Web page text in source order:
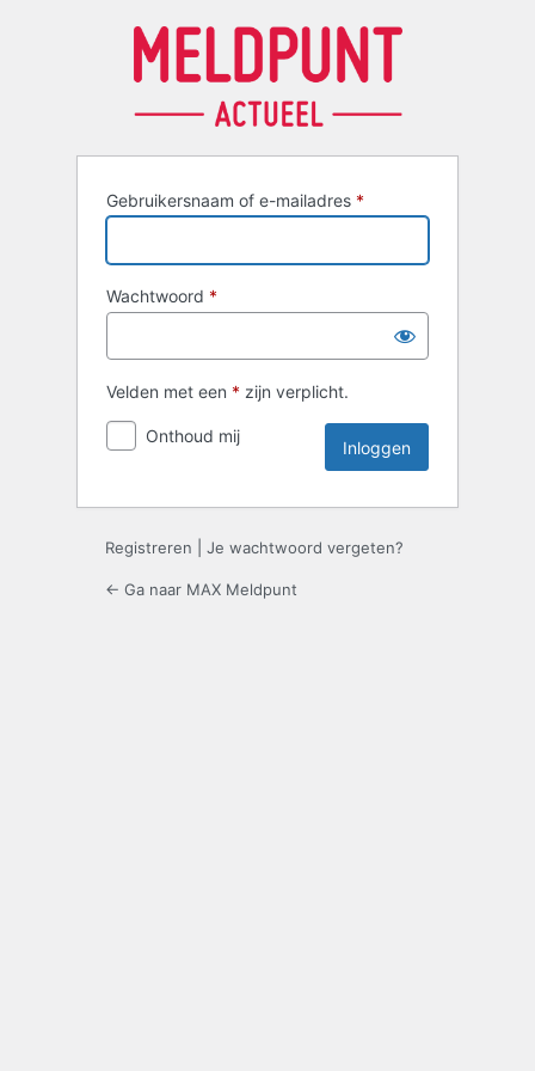
Gebruikersnaam of e-mailadres *
Wachtwoord *
Velden met een * zijn verplicht.
Onthoud mij
Registreren Je wachtwoord vergeten?
← Ga naar MAX Meldpunt